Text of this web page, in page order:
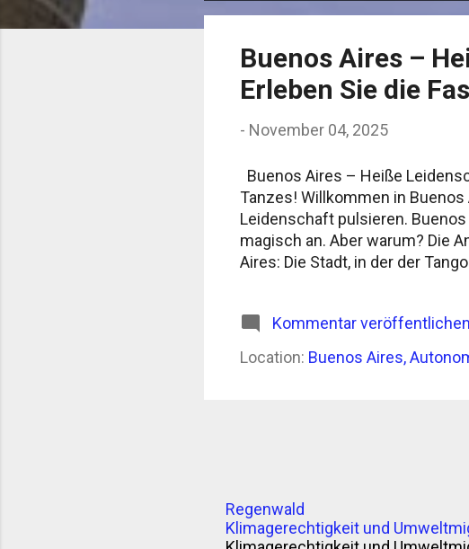
o
Buenos Aires –
Erleben Sie die
- November 04, 2025
Buenos Aires – Heiße
Tanzes! Willkommen in
Leidenschaft pulsieren.
magisch an. Aber warum? Die
Aires: Die Stadt, in der der
Lebenseinstellung, eine
hat. Tango in Buenos Aires –
blickende Augenpaare. Diese
Kommentar veröffentlichen
Location: Buenos Aires,
Regenwald
Klimagerechtigkeit und